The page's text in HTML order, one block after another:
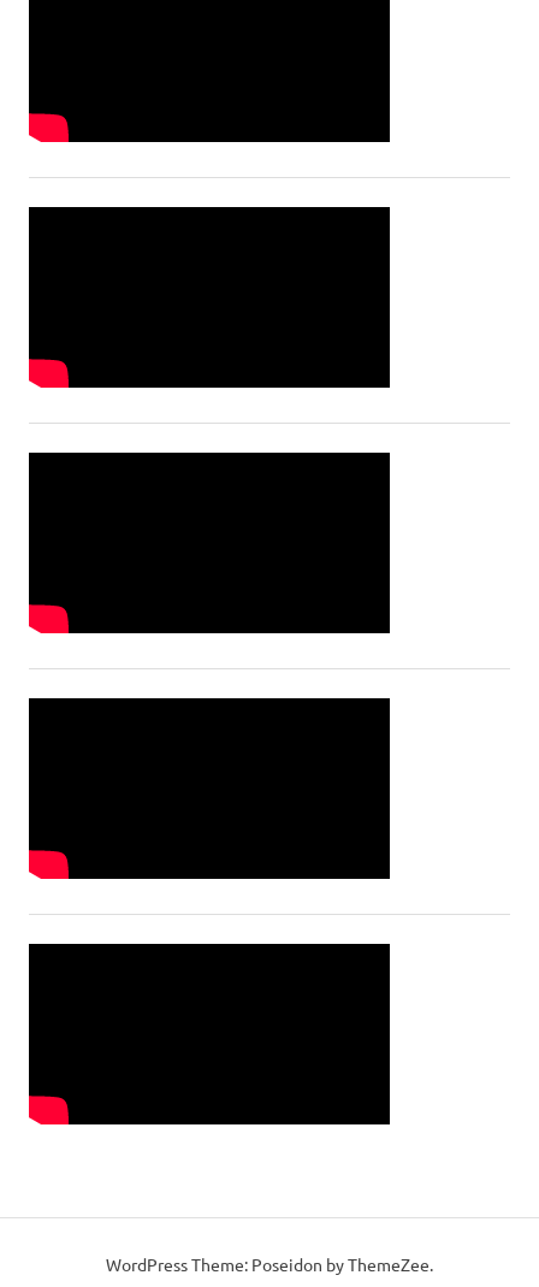
WordPress Theme: Poseidon by ThemeZee.